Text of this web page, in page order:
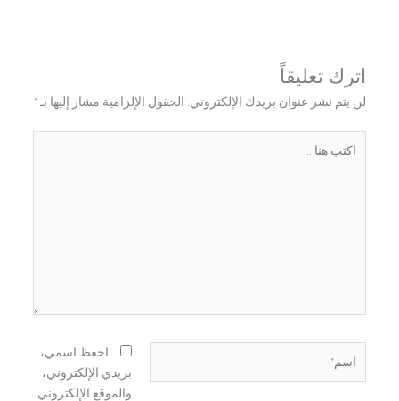
اترك تعليقاً
لن يتم نشر عنوان بريدك الإلكتروني. الحقول الإلزامية مشار إليها بـ *
هنا...
احفظ اسمي،
بريدي الإلكتروني،
والموقع الإلكتروني